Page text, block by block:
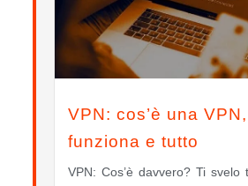
VPN: cos’è una
funziona e tutto
VPN: Cos’è davvero? Ti